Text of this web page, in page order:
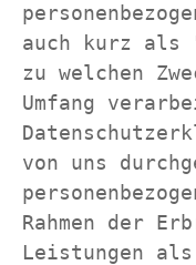
auch kurz als
zu welchen
Umfang
von uns
Rahmen der
Leistungen